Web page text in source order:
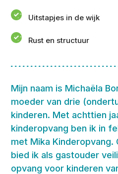
Mijn naam is Michaëla
moeder van drie
kinderen. Met achttien
kinderopvang ben ik in
met Mika Kinderopvang.
bied ik als gastouder
opvang voor kinderen
Uitstapjes in de wijk
Rust en structuur